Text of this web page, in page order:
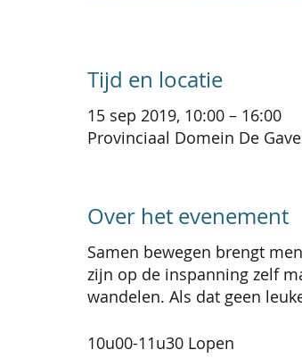
Tijd en locatie
15 sep 2019, 10:00 – 16:00
Provinciaal Domein De
Over het evenement
Samen bewegen brengt
zijn op de inspanning zelf
wandelen. Als dat geen
10u00-11u30 Lopen